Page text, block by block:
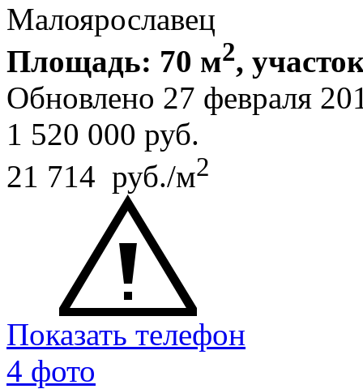
Малоярославец
Площадь: 70 м2,
Обновлено 27 февраля
1 520 000 руб.
21 714 руб./м2
Показать телефон
4 фото